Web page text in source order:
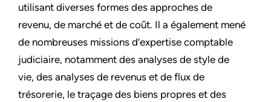
utilisant diverses formes des approches de
revenu, de marché et de coût. Il a également mené
de nombreuses missions d’expertise comptable
judiciaire, notamment des analyses de style de
vie, des analyses de revenus et de flux de
trésorerie, le traçage des biens propres et des